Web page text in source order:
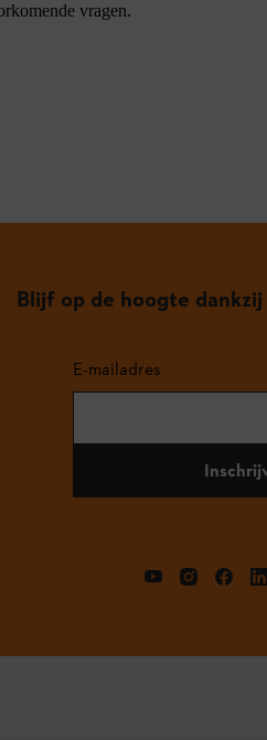
vragen.
Blijf op de hoogte
E-mailadres